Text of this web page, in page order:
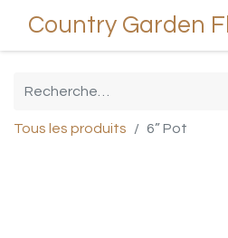
Country Garden
Tous les produits 6” Pot